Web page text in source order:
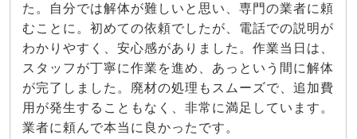
た。自分では解体が難しいと思い、専門の業者に頼
むことに。初めての依頼でしたが、電話での説明が
わかりやすく、安心感がありました。作業当日は、
スタッフが丁寧に作業を進め、あっという間に解体
が完了しました。廃材の処理もスムーズで、追加費
用が発生することもなく、非常に満足しています。
業者に頼んで本当に良かったです。